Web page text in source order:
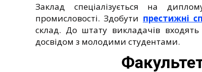
Заклад спеціалізується на
промисловості. Здобути престижні
склад. До штату викладачів
досвідом з молодими студентами.